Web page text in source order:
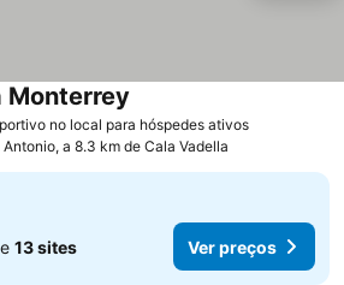
no local para hóspedes ativos
Antonio, a 8.3 km de Cala Vadella
13 sites Ver preços